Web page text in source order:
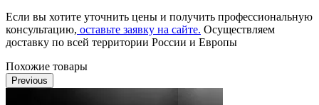
Если вы хотите уточнить цены и получить профессиональную
консультацию, оставьте заявку на сайте. Осуществляем
доставку по всей территории России и Европы
Похожие товары
Previous